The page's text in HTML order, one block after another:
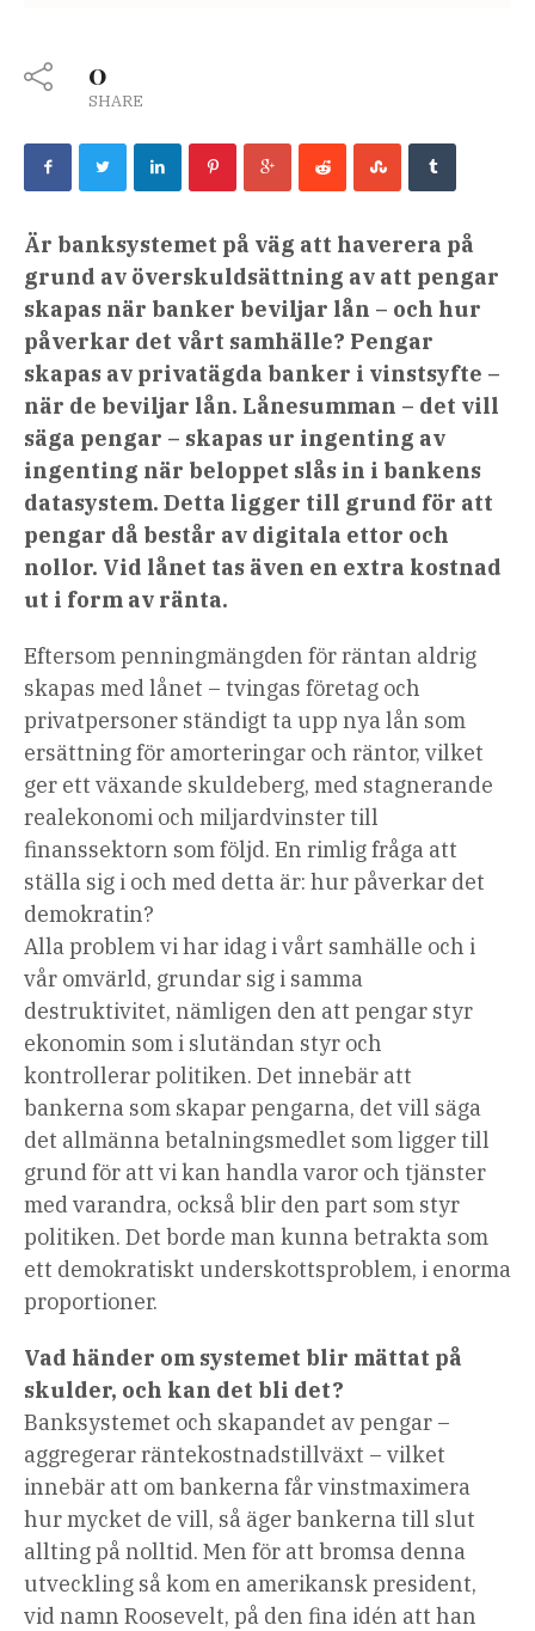
0
SHARE
Är banksystemet på väg att haverera på
grund av överskuldsättning av att pengar
skapas när banker beviljar lån – och hur
påverkar det vårt samhälle? Pengar
skapas av privatägda banker i vinstsyfte –
när de beviljar lån. Lånesumman – det vill
säga pengar – skapas ur ingenting av
ingenting när beloppet slås in i bankens
datasystem. Detta ligger till grund för att
pengar då består av digitala ettor och
nollor. Vid lånet tas även en extra kostnad
ut i form av ränta.
Eftersom penningmängden för räntan aldrig
skapas med lånet – tvingas företag och
privatpersoner ständigt ta upp nya lån som
ersättning för amorteringar och räntor, vilket
ger ett växande skuldeberg, med stagnerande
realekonomi och miljardvinster till
finanssektorn som följd. En rimlig fråga att
ställa sig i och med detta är: hur påverkar det
demokratin?
Alla problem vi har idag i vårt samhälle och i
vår omvärld, grundar sig i samma
destruktivitet, nämligen den att pengar styr
ekonomin som i slutändan styr och
kontrollerar politiken. Det innebär att
bankerna som skapar pengarna, det vill säga
det allmänna betalningsmedlet som ligger till
grund för att vi kan handla varor och tjänster
med varandra, också blir den part som styr
politiken. Det borde man kunna betrakta som
ett demokratiskt underskottsproblem, i enorma
proportioner.
Vad händer om systemet blir mättat på
skulder, och kan det bli det?
Banksystemet och skapandet av pengar –
aggregerar räntekostnadstillväxt – vilket
innebär att om bankerna får vinstmaximera
hur mycket de vill, så äger bankerna till slut
allting på nolltid. Men för att bromsa denna
utveckling så kom en amerikansk president,
vid namn Roosevelt, på den fina idén att han